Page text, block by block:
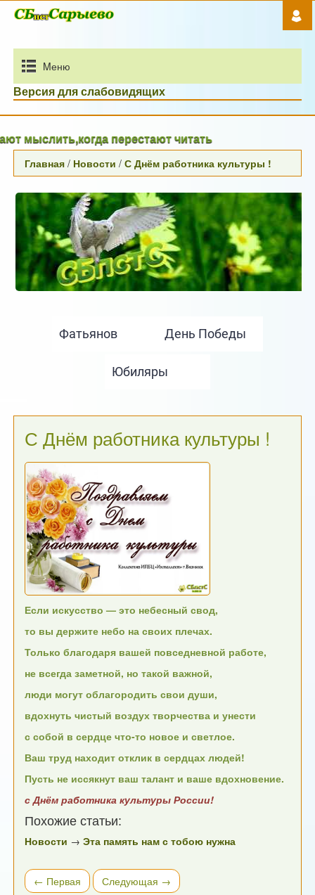
Mеню
Версия для слабовидящих
перестают читать
Главная / Новости /С Днём работника культуры !
С Днём работника культуры !
Если искусство — это небесный свод,
то вы держите небо на своих плечах.
Только благодаря вашей повседневной работе,
не всегда заметной, но такой важной,
люди могут облагородить свои души,
вдохнуть чистый воздух творчества и унести
с собой в сердце что-то новое и светлое.
Ваш труд находит отклик в сердцах людей!
Пусть не иссякнут ваш талант и ваше вдохновение.
с Днём работника культуры России!
Похожие статьи:
Новости →Эта память нам с тобою нужна
← Первая Следующая →